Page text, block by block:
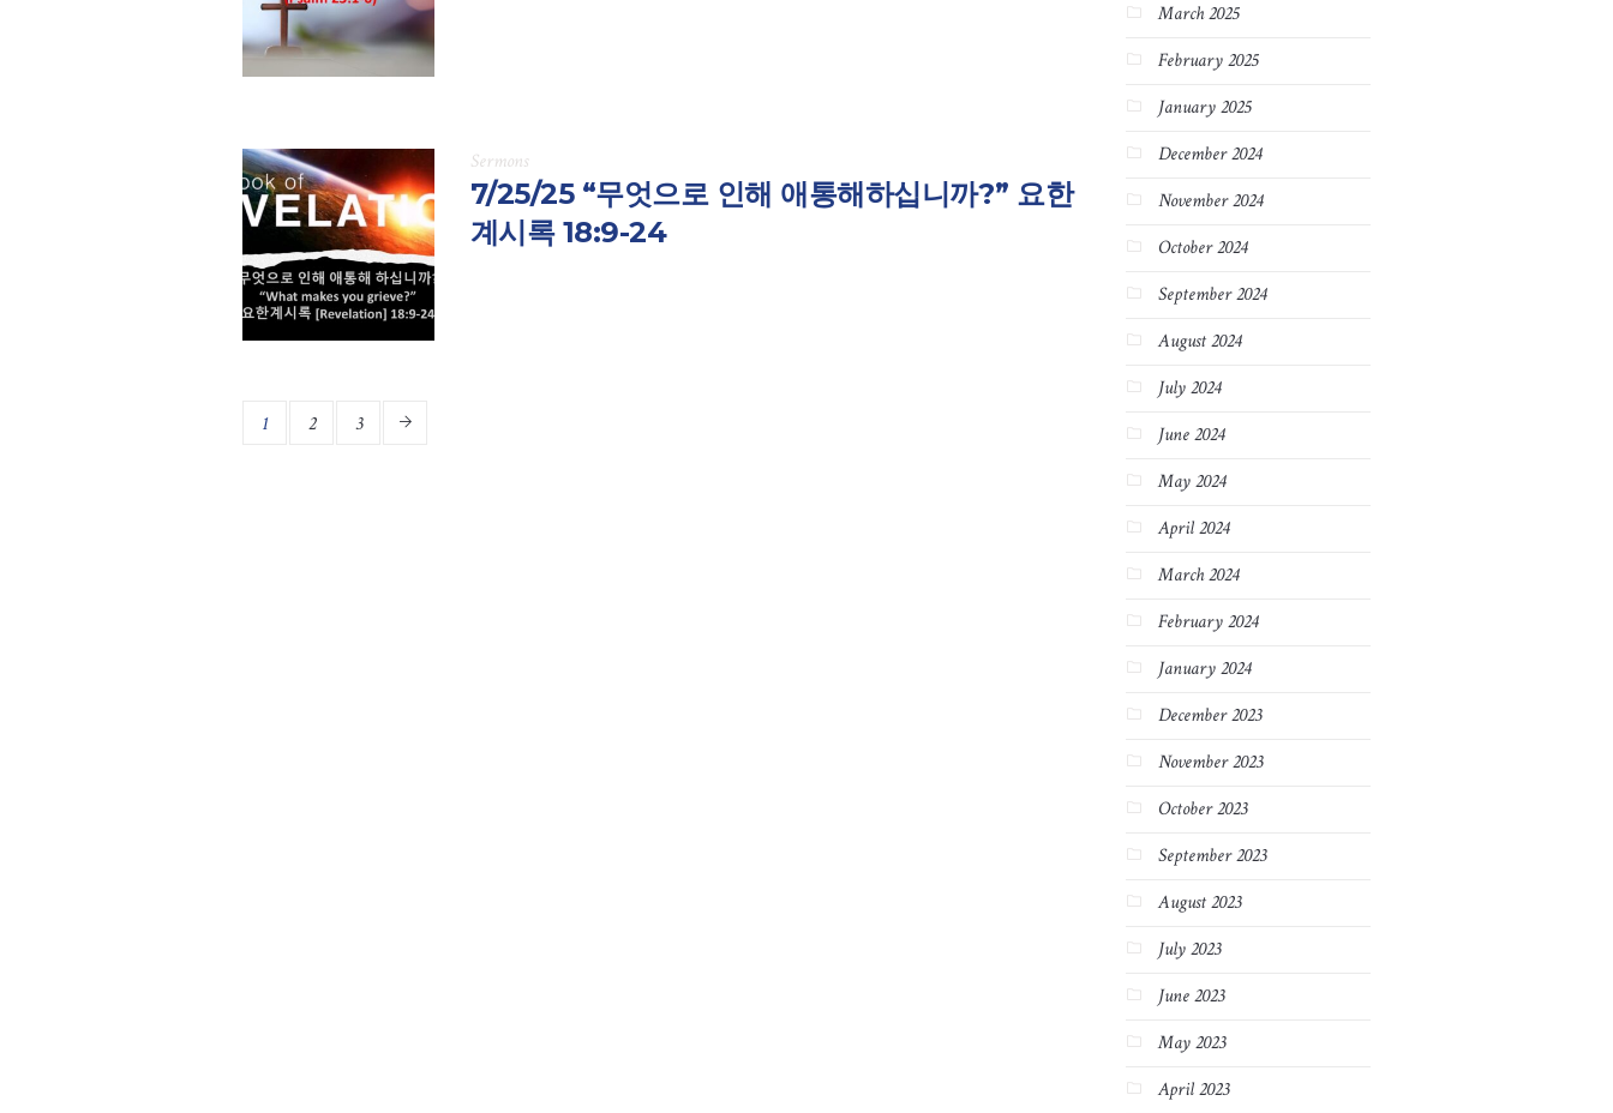
Sermons
7/25/25 “무엇으로 인해 애통해하십니까?” 요한
계시록 18:9-24
1 2 3
March 2025
February 2025
January 2025
December 2024
November 2024
October 2024
September 2024
August 2024
July 2024
June 2024
May 2024
April 2024
March 2024
February 2024
January 2024
December 2023
November 2023
October 2023
September 2023
August 2023
July 2023
June 2023
May 2023
April 2023